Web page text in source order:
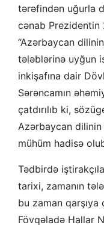
tərəfindən uğurla
cənab Prezidentin
“Azərbaycan
tələblərinə uyğun
inkişafına dair
Sərəncamın
çatdırılıb ki,
Azərbaycan
mühüm hadisə
Tədbirdə
tarixi, zamanın
bu zaman qarşıya
Fövqəladə Hallar